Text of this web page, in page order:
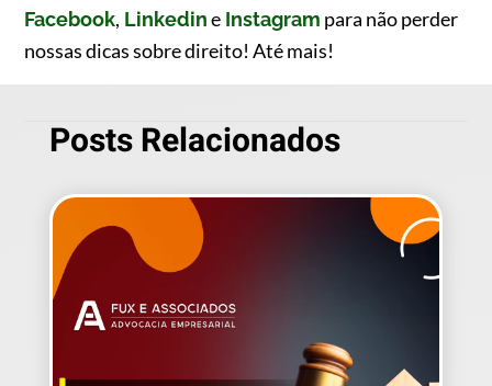
Facebook, Linkedine Instagram para não perder
nossas dicas sobre direito! Até mais!
Posts Relacionados